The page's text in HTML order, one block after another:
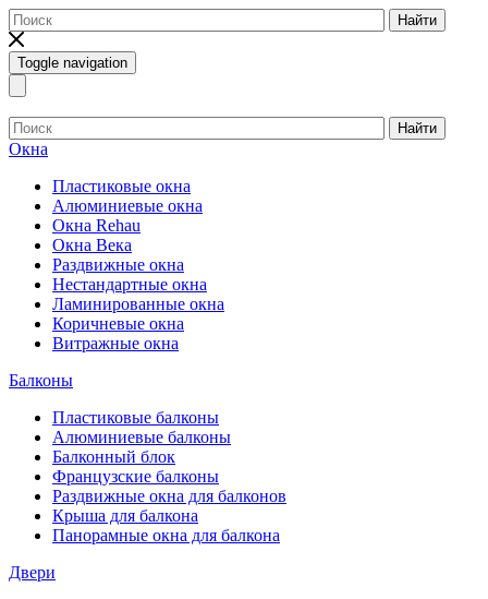
Найти
Toggle navigation
Найти
Окна
Пластиковые окна
Алюминиевые окна
Окна Rehau
Окна Века
Раздвижные окна
Нестандартные окна
Ламинированные окна
Коричневые окна
Витражные окна
Балконы
Пластиковые балконы
Алюминиевые балконы
Балконный блок
Французские балконы
Раздвижные окна для балконов
Крыша для балкона
Панорамные окна для балкона
Двери